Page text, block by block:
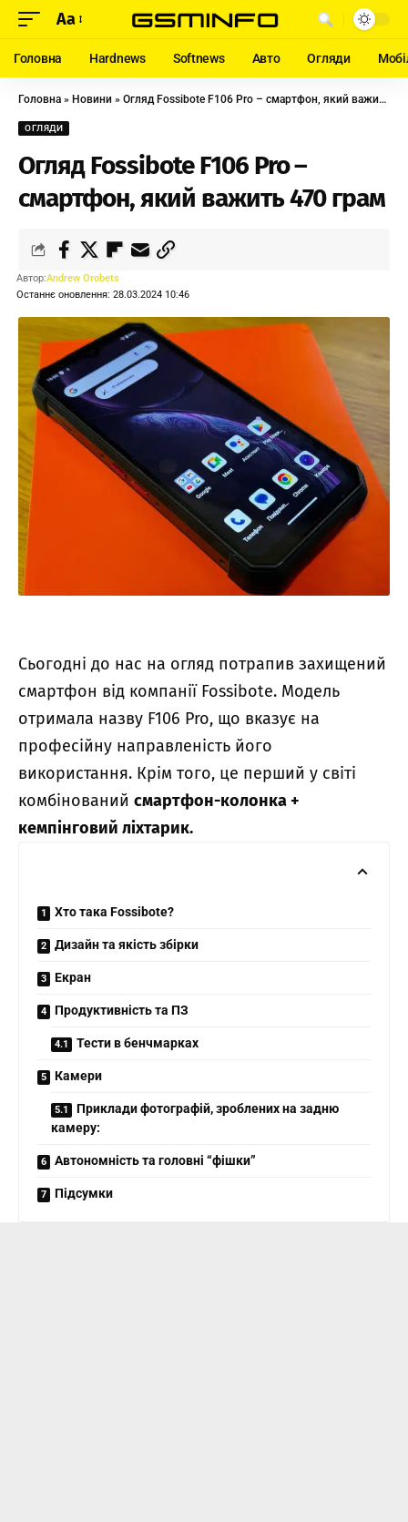
Aa
Головна Hardnews Softnews Авто Огляди
Головна » Новини » Огляд Fossibote F106 Pro – смартфон, який важить 470 грам
ОГЛЯДИ
Огляд Fossibote F106 Pro –
смартфон, який важить 470 грам
Останнє оновлення: 28.03.2024 10:46
Автор:Andrew Orobets
Сьогодні до нас на огляд потрапив захищений
смартфон від компанії Fossibote. Модель
отримала назву F106 Pro, що вказує на
професійну направленість його
використання. Крім того, це перший у світі
комбінований смартфон-колонка +
кемпінговий ліхтарик.
Хто така Fossibote?
Дизайн та якість збірки
Екран
Продуктивність та ПЗ
Тести в бенчмарках
Камери
Приклади фотографій, зроблених на задню
камеру:
Автономність та головні “фішки”
Підсумки